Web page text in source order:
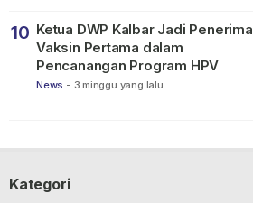
10 Ketua DWP Kalbar Jadi Penerima
Vaksin Pertama dalam
Pencanangan Program HPV
News - 3 minggu yang lalu
Kategori